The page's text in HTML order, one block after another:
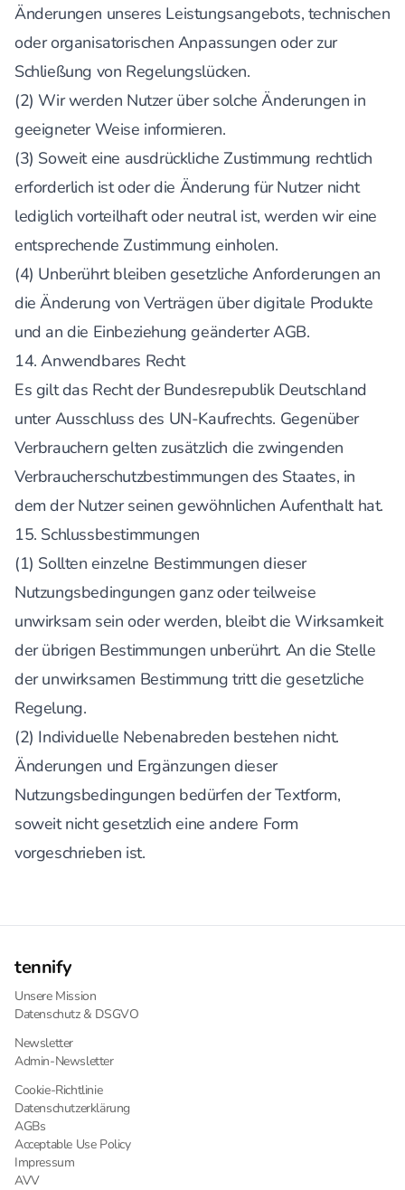
Änderungen unseres Leistungsangebots, technischen
oder organisatorischen Anpassungen oder zur
Schließung von Regelungslücken.
(2) Wir werden Nutzer über solche Änderungen in
geeigneter Weise informieren.
(3) Soweit eine ausdrückliche Zustimmung rechtlich
erforderlich ist oder die Änderung für Nutzer nicht
lediglich vorteilhaft oder neutral ist, werden wir eine
entsprechende Zustimmung einholen.
(4) Unberührt bleiben gesetzliche Anforderungen an
die Änderung von Verträgen über digitale Produkte
und an die Einbeziehung geänderter AGB.
14. Anwendbares Recht
Es gilt das Recht der Bundesrepublik Deutschland
unter Ausschluss des UN-Kaufrechts. Gegenüber
Verbrauchern gelten zusätzlich die zwingenden
Verbraucherschutzbestimmungen des Staates, in
dem der Nutzer seinen gewöhnlichen Aufenthalt hat.
15. Schlussbestimmungen
(1) Sollten einzelne Bestimmungen dieser
Nutzungsbedingungen ganz oder teilweise
unwirksam sein oder werden, bleibt die Wirksamkeit
der übrigen Bestimmungen unberührt. An die Stelle
der unwirksamen Bestimmung tritt die gesetzliche
Regelung.
(2) Individuelle Nebenabreden bestehen nicht.
Änderungen und Ergänzungen dieser
Nutzungsbedingungen bedürfen der Textform,
soweit nicht gesetzlich eine andere Form
vorgeschrieben ist.
tennify
Unsere Mission
Datenschutz & DSGVO
Newsletter
Admin-Newsletter
Cookie-Richtlinie
Datenschutzerklärung
AGBs
Acceptable Use Policy
Impressum
AVV